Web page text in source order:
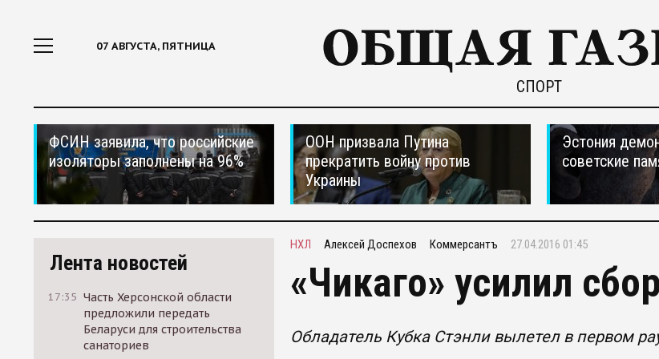
07 АВГУСТА, ПЯТНИЦА
СПОРТ
ФСИН заявила, что российские
изоляторы заполнены на 96%
ООН призвала Путина
прекратить войну против
Украины
Эстония
советские
Лента новостей
17:35 Часть Херсонской области
предложили передать
Беларуси для строительства
санаториев
НХЛ Алексей Доспехов Коммерсантъ 27.04.2016 01:45
«Чикаго» усилил
Обладатель Кубка Стэнли вылетел в первом